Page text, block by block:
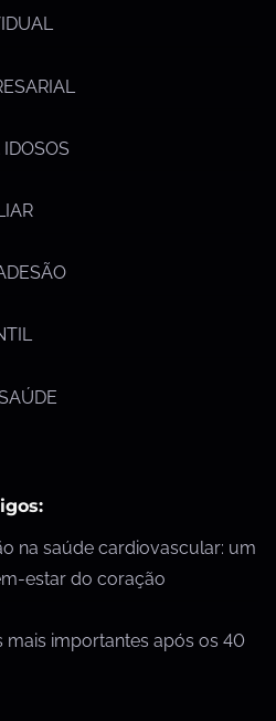
na saúde cardiovascular: um
estar do coração
mais importantes após os 40